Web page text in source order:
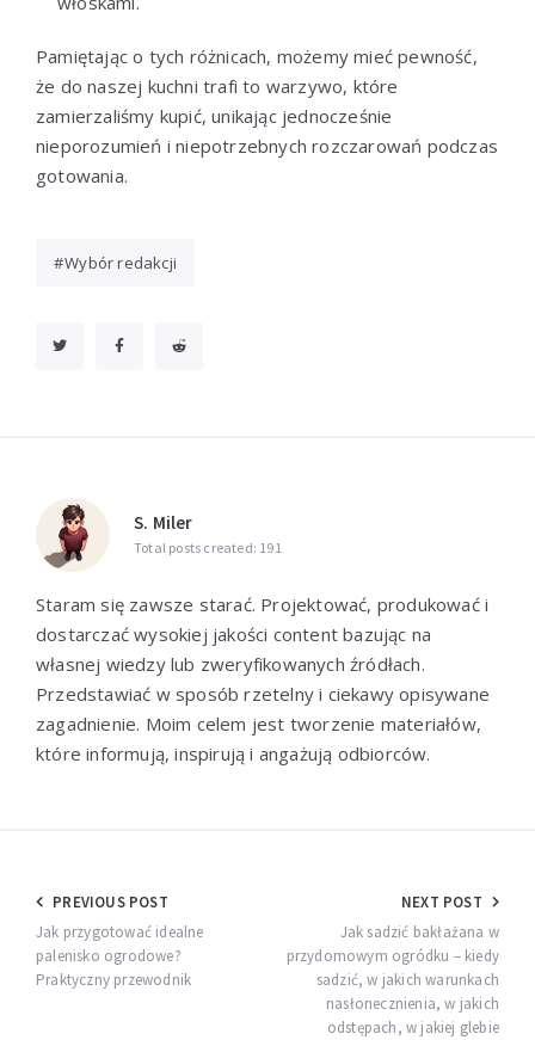
Pamiętając o tych różnicach, możemy mieć pewność,
że do naszej kuchni trafi to warzywo, które
zamierzaliśmy kupić, unikając jednocześnie
nieporozumień i niepotrzebnych rozczarowań podczas
gotowania.
Wybór redakcji
S. Miler
Total posts created: 191
Staram się zawsze starać. Projektować, produkować i
dostarczać wysokiej jakości content bazując na
własnej wiedzy lub zweryfikowanych źródłach.
Przedstawiać w sposób rzetelny i ciekawy opisywane
zagadnienie. Moim celem jest tworzenie materiałów,
które informują, inspirują i angażują odbiorców.
Nawigacja
wpisu
PREVIOUS POST
Jak przygotować idealne
palenisko ogrodowe?
Praktyczny przewodnik
NEXT POST
Jak sadzić bakłażana w
przydomowym ogródku – kiedy
sadzić, w jakich warunkach
nasłonecznienia, w jakich
odstępach, w jakiej glebie